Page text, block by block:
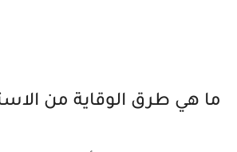
ما هي طرق الوقاية من